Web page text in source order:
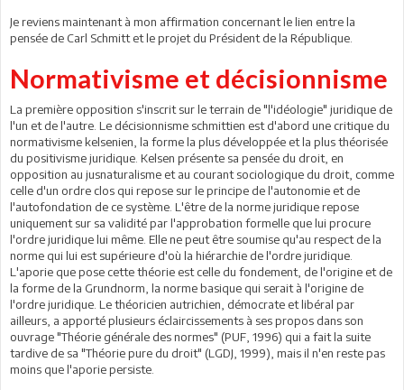
Je reviens maintenant à mon affirmation concernant le lien entre la
pensée de Carl Schmitt et le projet du Président de la République.
Normativisme et décisionnisme
La première opposition s'inscrit sur le terrain de "l'idéologie" juridique de
l'un et de l'autre. Le décisionnisme schmittien est d'abord une critique du
normativisme kelsenien, la forme la plus développée et la plus théorisée
du positivisme juridique. Kelsen présente sa pensée du droit, en
opposition au jusnaturalisme et au courant sociologique du droit, comme
celle d'un ordre clos qui repose sur le principe de l'autonomie et de
l'autofondation de ce système. L'être de la norme juridique repose
uniquement sur sa validité par l'approbation formelle que lui procure
l'ordre juridique lui même. Elle ne peut être soumise qu'au respect de la
norme qui lui est supérieure d'où la hiérarchie de l'ordre juridique.
L'aporie que pose cette théorie est celle du fondement, de l'origine et de
la forme de la Grundnorm, la norme basique qui serait à l'origine de
l'ordre juridique. Le théoricien autrichien, démocrate et libéral par
ailleurs, a apporté plusieurs éclaircissements à ses propos dans son
ouvrage "Théorie générale des normes" (PUF, 1996) qui a fait la suite
tardive de sa "Théorie pure du droit" (LGDJ, 1999), mais il n'en reste pas
moins que l'aporie persiste.